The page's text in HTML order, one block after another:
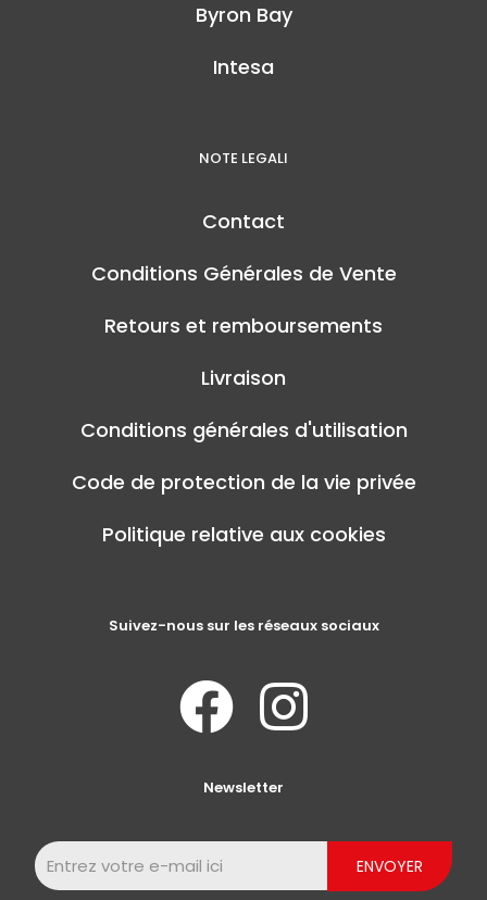
Byron Bay
Intesa
NOTE LEGALI
Contact
Conditions Générales de Vente
Retours et remboursements
Livraison
Conditions générales d'utilisation
Code de protection de la vie privée
Politique relative aux cookies
Suivez-nous sur les réseaux sociaux
Newsletter